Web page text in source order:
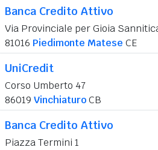
Banca Credito Attivo
Via Provinciale per Gioia
81016 Piedimonte Matese CE
UniCredit
Corso Umberto 47
86019 VinchiaturoCB
Banca Credito Attivo
Piazza Termini 1